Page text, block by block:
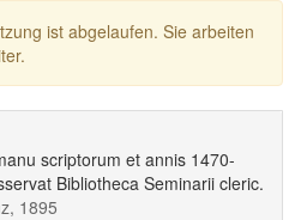
ist abgelaufen. Sie arbeiten
scriptorum et annis 1470-
Bibliotheca Seminarii cleric.
1895